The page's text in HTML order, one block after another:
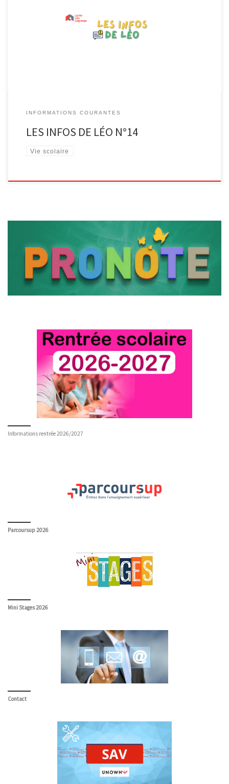
INFORMATIONS COURANTES
LES INFOS DE LÉO N°14
Vie scolaire
Informations rentrée 2026/2027
Parcoursup 2026
Mini Stages 2026
Contact